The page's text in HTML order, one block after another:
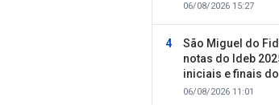
06/08/2026 15:27
São Miguel do
notas do Ideb
iniciais e finais
Fundamental
06/08/2026 11:01